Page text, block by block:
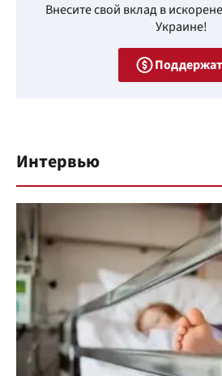
Внесите свой вклад в
Украине!
Интервью